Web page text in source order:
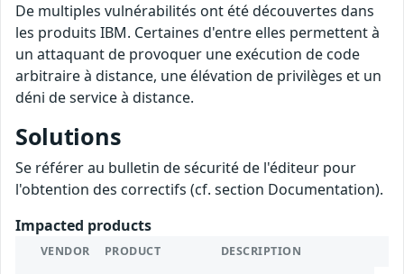
De multiples vulnérabilités ont été découvertes dans
les produits IBM. Certaines d'entre elles permettent à
un attaquant de provoquer une exécution de code
arbitraire à distance, une élévation de privilèges et un
déni de service à distance.
Solutions
Se référer au bulletin de sécurité de l'éditeur pour
l'obtention des correctifs (cf. section Documentation).
Impacted products
VENDOR PRODUCT DESCRIPTION